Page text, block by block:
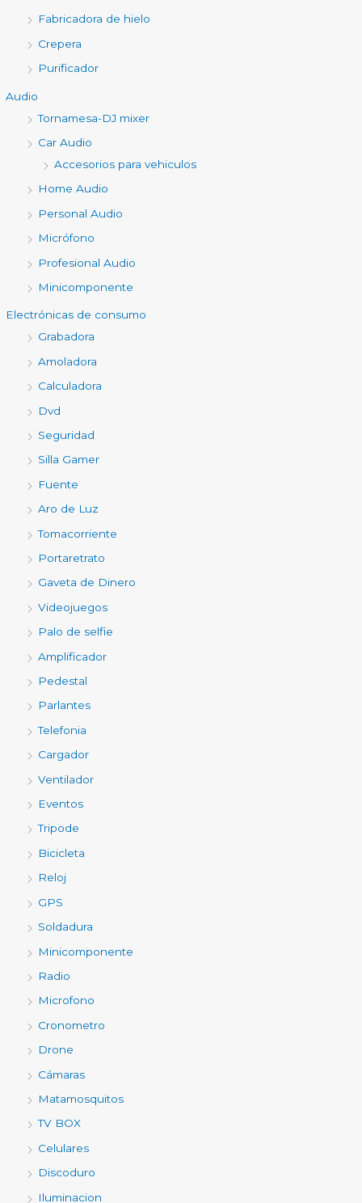
Fabricadora de hielo
Crepera
Purificador
Audio
Tornamesa-DJ mixer
Car Audio
Accesorios para vehiculos
Home Audio
Personal Audio
Micrófono
Profesional Audio
Minicomponente
Electrónicas de consumo
Grabadora
Amoladora
Calculadora
Dvd
Seguridad
Silla Gamer
Fuente
Aro de Luz
Tomacorriente
Portaretrato
Gaveta de Dinero
Videojuegos
Palo de selfie
Amplificador
Pedestal
Parlantes
Telefonia
Cargador
Ventilador
Eventos
Tripode
Bicicleta
Reloj
GPS
Soldadura
Minicomponente
Radio
Microfono
Cronometro
Drone
Cámaras
Matamosquitos
TV BOX
Celulares
Discoduro
Iluminacion